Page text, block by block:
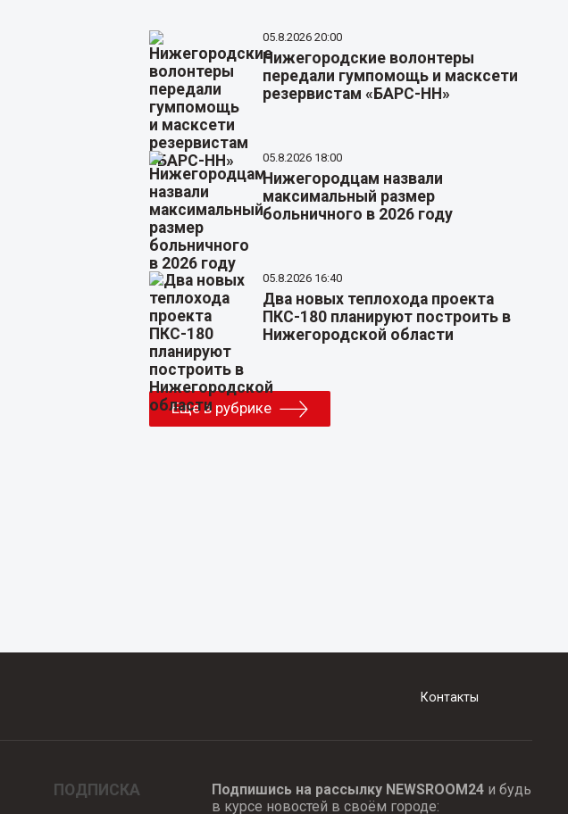
05.8.2026 20:00
Нижегородские волонтеры
передали гумпомощь и масксети
резервистам «БАРС-НН»
05.8.2026 18:00
Нижегородцам назвали
максимальный размер
больничного в 2026 году
05.8.2026 16:40
Два новых теплохода проекта
ПКС-180 планируют построить в
Нижегородской области
Еще в рубрике
Контакты
ПОДПИСКА Подпишись на рассылку NEWSROOM24и будь
в курсе новостей в своём городе: